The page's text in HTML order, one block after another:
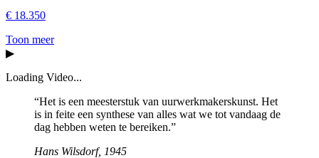
€ 18.350
Toon meer
▶
Loading Video...
“Het is een meesterstuk van uurwerkmakerskunst. Het
is in feite een synthese van alles wat we tot vandaag de
dag hebben weten te bereiken.”
Hans Wilsdorf, 1945